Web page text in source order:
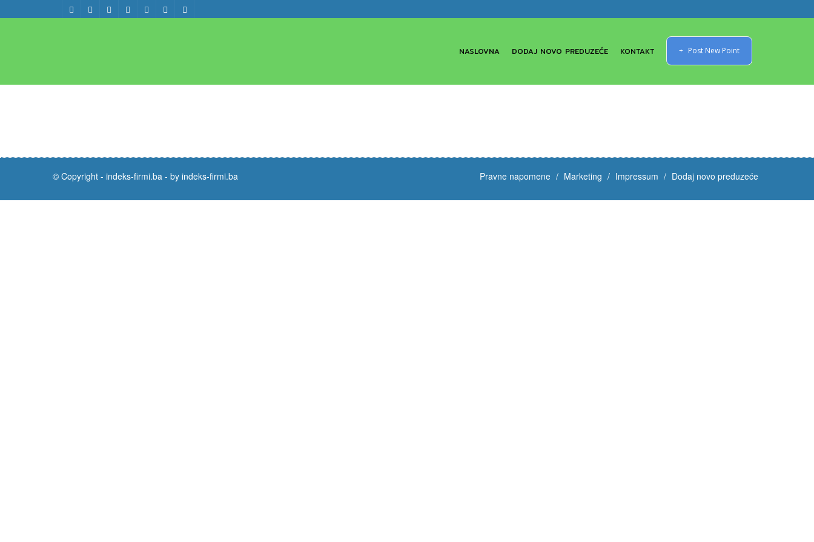
NASLOVNA DODAJ NOVO PREDUZEĆE KONTAKT Post New Point
© Copyright - indeks-firmi.ba - by indeks-firmi.ba Pravne napomene Marketing Impressum Dodaj novo preduzeće